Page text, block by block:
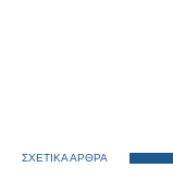
ΣΧΕΤΙΚΑ ΑΡΘΡΑ